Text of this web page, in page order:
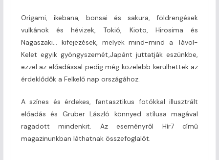
Origami, ikebana, bonsai és sakura, földrengések
vulkánok és hévizek, Tokió, Kioto, Hirosima és
Nagaszaki… kifejezések, melyek mind-mind a Távol-
Kelet egyik gyöngyszemét,Japánt juttatják eszünkbe,
ezzel az előadással pedig még közelebb kerülhettek az
érdeklődők a Felkelő nap országához.
A színes és érdekes, fantasztikus fotókkal illusztrált
előadás és Gruber László könnyed stílusa magával
ragadott mindenkit. Az eseményről Hír7 című
magazinunkban láthatnak összefoglalót.